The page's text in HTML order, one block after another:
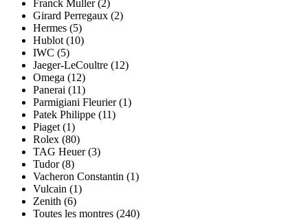
Franck Muller (2)
Girard Perregaux (2)
Hermes (5)
Hublot (10)
IWC (5)
Jaeger-LeCoultre (12)
Omega (12)
Panerai (11)
Parmigiani Fleurier (1)
Patek Philippe (11)
Piaget (1)
Rolex (80)
TAG Heuer (3)
Tudor (8)
Vacheron Constantin (1)
Vulcain (1)
Zenith (6)
Toutes les montres (240)